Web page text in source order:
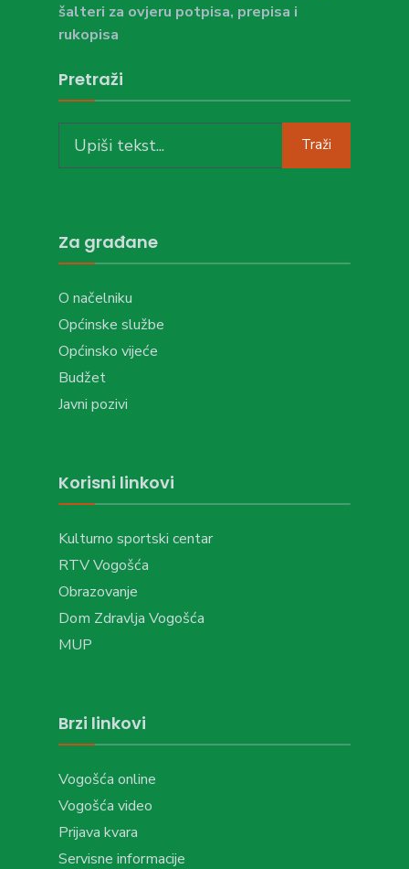
šalteri za ovjeru potpisa, prepisa i
rukopisa
Pretraži
for:
Traži
Za građane
O načelniku
Općinske službe
Općinsko vijeće
Budžet
Javni pozivi
Korisni linkovi
Kulturno sportski centar
RTV Vogošća
Obrazovanje
Dom Zdravlja Vogošća
MUP
Brzi linkovi
Vogošća online
Vogošća video
Prijava kvara
Servisne informacije